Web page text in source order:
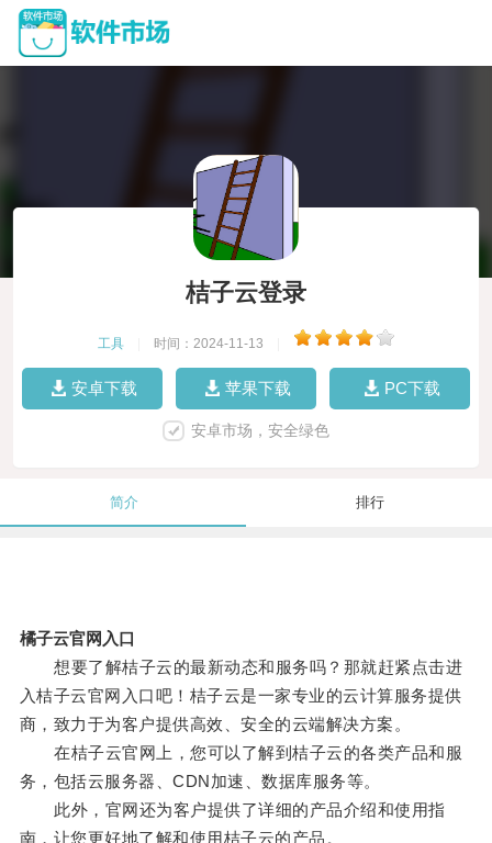
桔子云登录
工具 时间：2024-11-13
安卓下载 苹果下载 PC下载
安卓市场，安全绿色
简介 排行
橘子云官网入口
想要了解桔子云的最新动态和服务吗？那就赶紧点击进
入桔子云官网入口吧！桔子云是一家专业的云计算服务提供
商，致力于为客户提供高效、安全的云端解决方案。
在桔子云官网上，您可以了解到桔子云的各类产品和服
务，包括云服务器、CDN加速、数据库服务等。
此外，官网还为客户提供了详细的产品介绍和使用指
南，让您更好地了解和使用桔子云的产品。